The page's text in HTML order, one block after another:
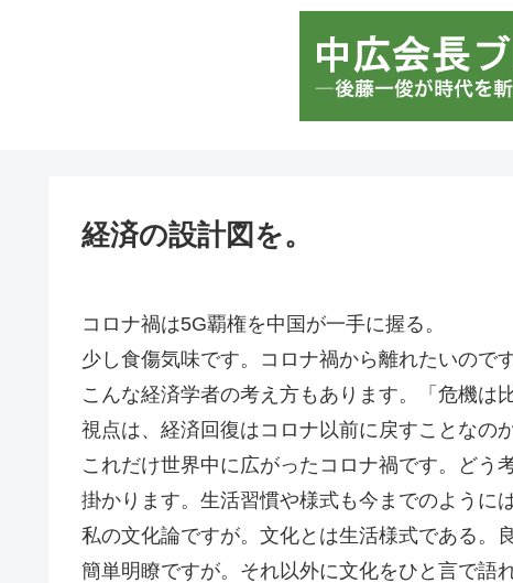
経済の設計図を。
コロナ禍は5G覇権を中国が一手に握る。
少し食傷気味です。コロナ禍から離れたいので
こんな経済学者の考え方もあります。「危機は
視点は、経済回復はコロナ以前に戻すことなの
これだけ世界中に広がったコロナ禍です。どう
掛かります。生活習慣や様式も今までのように
私の文化論ですが。文化とは生活様式である。
簡単明瞭ですが。それ以外に文化をひと言で語